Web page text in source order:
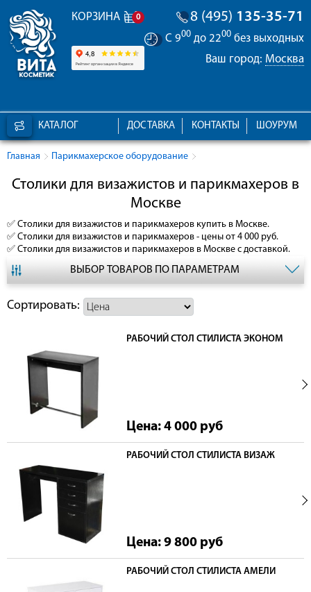
КОРЗИНА 0 8 (495) 135-35-71
С 900 до 2200 без выходных
Ваш город: Москва
КАТАЛОГ ШОУРУМ
КОНТАКТЫ
ДОСТАВКА
Главная Парикмахерское оборудование
Столики для визажистов и парикмахеров в
Москве
✅ Столики для визажистов и парикмахеров купить в Москве.
✅ Столики для визажистов и парикмахеров - цены от 4 000 руб.
✅ Столики для визажистов и парикмахеров в Москве с доставкой.
ВЫБОР ТОВАРОВ ПО ПАРАМЕТРАМ
Сортировать:
РАБОЧИЙ СТОЛ СТИЛИСТА ЭКОНОМ
Цена: 4 000 руб
РАБОЧИЙ СТОЛ СТИЛИСТА ВИЗАЖ
Цена: 9 800 руб
РАБОЧИЙ СТОЛ СТИЛИСТА АМЕЛИ